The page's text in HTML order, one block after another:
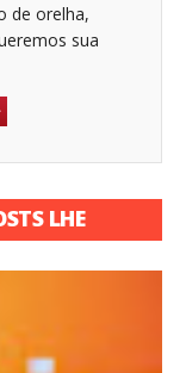
de orelha,
sua
LHE